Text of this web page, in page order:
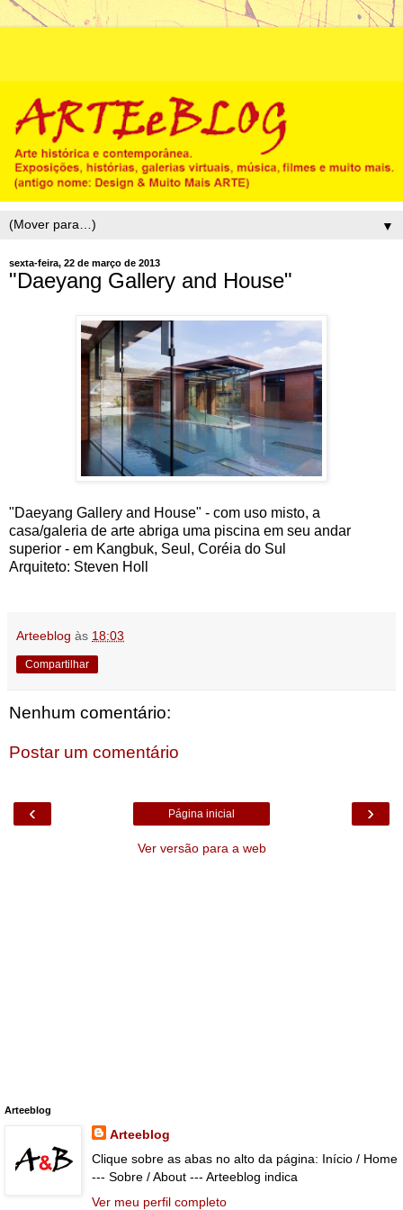
▼
sexta-feira, 22 de março de 2013
"Daeyang Gallery and House"
"Daeyang Gallery and House" - com uso misto, a
casa/galeria de arte abriga uma piscina em seu andar
superior - em Kangbuk, Seul, Coréia do Sul
Arquiteto: Steven Holl
Arteeblog às 18:03
Compartilhar
Nenhum comentário:
Postar um comentário
‹ ›
Página inicial
Ver versão para a web
Arteeblog
Arteeblog
Clique sobre as abas no alto da página: Início / Home
--- Sobre / About --- Arteeblog indica
Ver meu perfil completo